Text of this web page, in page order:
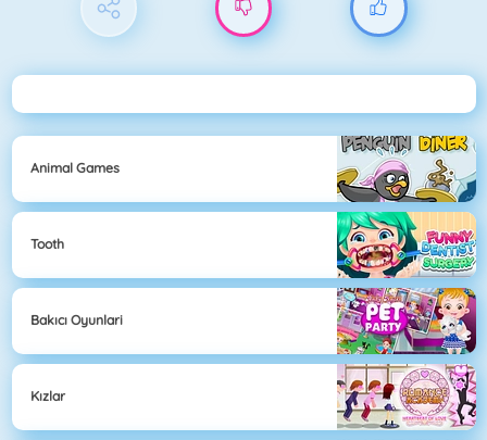
Animal Games
Tooth
Bakıcı Oyunlari
Kızlar